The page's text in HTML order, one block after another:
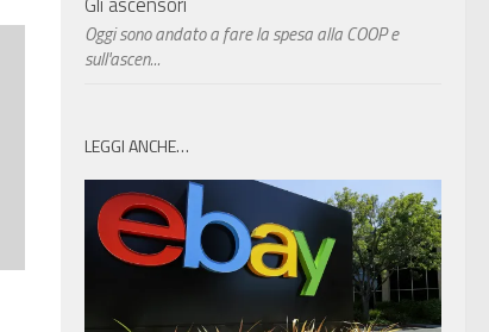
Oggi sono andato a fare la spesa alla COOP e
sull'ascen...
LEGGI ANCHE…